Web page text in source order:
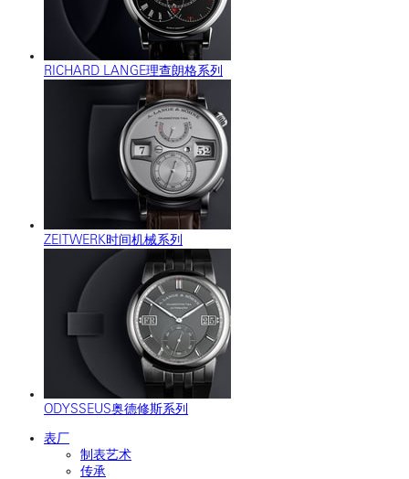
RICHARD LANGE理查朗格系列
ZEITWERK时间机械系列
ODYSSEUS奥德修斯系列
表厂
制表艺术
传承